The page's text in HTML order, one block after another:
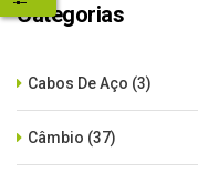
Categorias
Cabos De Aço (3)
Câmbio (37)